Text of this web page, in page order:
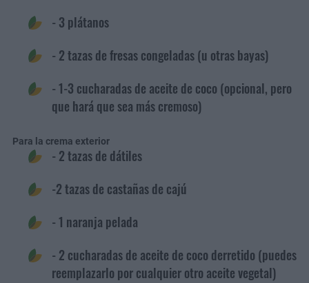
- 3 plátanos
- 2 tazas de fresas congeladas (u otras bayas)
- 1-3 cucharadas de aceite de coco (opcional, pero
que hará que sea más cremoso)
Para la crema exterior
- 2 tazas de dátiles
-2 tazas de castañas de cajú
- 1 naranja pelada
- 2 cucharadas de aceite de coco derretido (puedes
reemplazarlo por cualquier otro aceite vegetal)